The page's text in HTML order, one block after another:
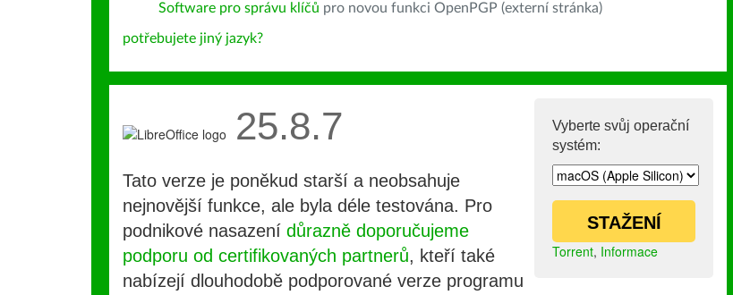
Software pro správu klíčů pro novou funkci OpenPGP (externí stránka)
potřebujete jiný jazyk?
Vyberte svůj operační
systém:
STAŽENÍ
Torrent, Informace
25.8.7
Tato verze je poněkud starší a neobsahuje
nejnovější funkce, ale byla déle testována. Pro
podnikové nasazení důrazně doporučujeme
podporu od certifikovaných partnerů, kteří také
nabízejí dlouhodobě podporované verze programu